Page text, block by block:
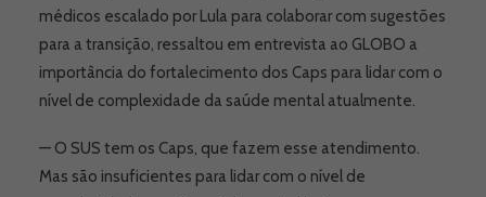
médicos escalado por Lula para colaborar com sugestões
para a transição, ressaltou em entrevista ao GLOBO a
importância do fortalecimento dos Caps para lidar com o
nível de complexidade da saúde mental atualmente.
— O SUS tem os Caps, que fazem esse atendimento.
Mas são insuficientes para lidar com o nível de